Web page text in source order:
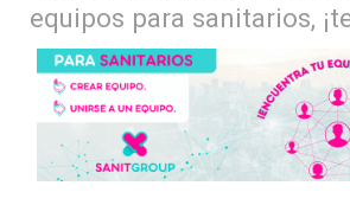
equipos para sanitarios,